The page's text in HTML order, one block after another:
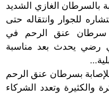
بالسرطان الغازي الشديد
للجوار وانتقاله حتى
سرطان عنق الرحم في
رضي يحدث بعد مناسبة
بسرطان عنق الرحم
والكثيرة وتعدد الشركاء